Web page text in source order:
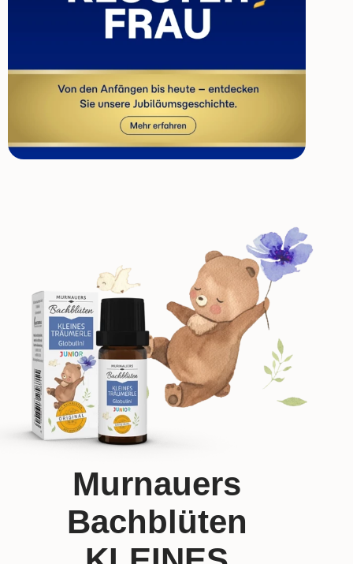
Murnauers
Bachblüten